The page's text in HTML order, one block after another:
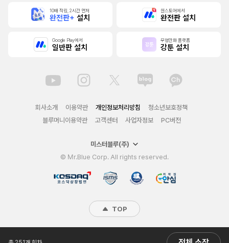
10배 적립, 2시간 먼저
완전판+ 설치
원스토어에서
완전판 설치
Google Play에서
일반판 설치
무협만화 플랫폼
강툰 설치
회사소개 이용약관 개인정보처리방침
청소년보호정책
블루머니이용약관
고객센터 사업자정보 PC버전
미스터블루(주)
© Mr.Blue Corp. All rights reserved.
TOP